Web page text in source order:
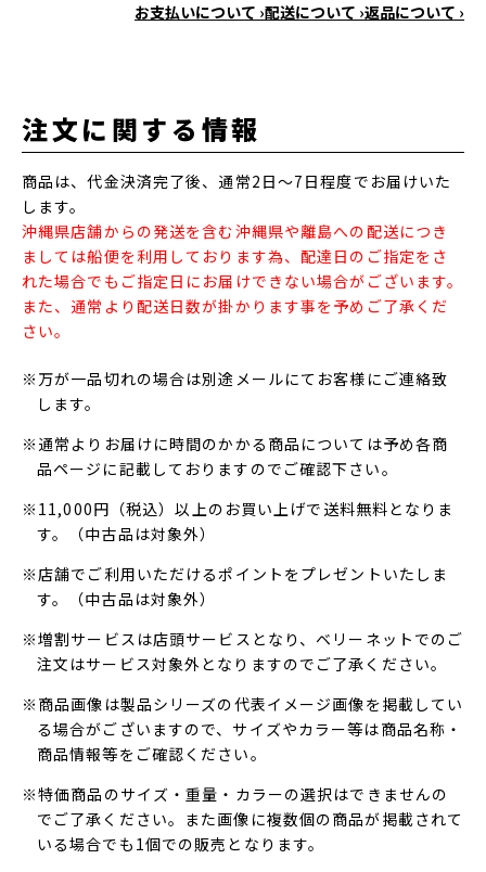
お支払いについて ›配送について ›返品について ›
注文に関する情報
商品は、代金決済完了後、通常2日～7日程度でお届けいた
します。
沖縄県店舗からの発送を含む沖縄県や離島への配送につき
ましては船便を利用しております為、配達日のご指定をさ
れた場合でもご指定日にお届けできない場合がございます。
また、通常より配送日数が掛かります事を予めご了承くだ
さい。
※万が一品切れの場合は別途メールにてお客様にご連絡致
します。
※通常よりお届けに時間のかかる商品については予め各商
品ページに記載しておりますのでご確認下さい。
※11,000円（税込）以上のお買い上げで送料無料となりま
す。（中古品は対象外）
※店舗でご利用いただけるポイントをプレゼントいたしま
す。（中古品は対象外）
※増割サービスは店頭サービスとなり、ベリーネットでのご
注文はサービス対象外となりますのでご了承ください。
※商品画像は製品シリーズの代表イメージ画像を掲載してい
る場合がございますので、サイズやカラー等は商品名称・
商品情報等をご確認ください。
※特価商品のサイズ・重量・カラーの選択はできませんの
でご了承ください。また画像に複数個の商品が掲載されて
いる場合でも1個での販売となります。